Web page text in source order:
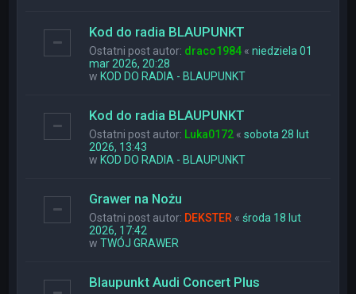
Kod do radia BLAUPUNKT
Ostatni post autor: draco1984 «niedziela 01
mar 2026, 20:28
w KOD DO RADIA - BLAUPUNKT
Kod do radia BLAUPUNKT
Ostatni post autor: Luka0172 «sobota 28 lut
2026, 13:43
w KOD DO RADIA - BLAUPUNKT
Grawer na Nożu
Ostatni post autor: DEKSTER «środa 18 lut
2026, 17:42
wTWÓJ GRAWER
Blaupunkt Audi Concert Plus